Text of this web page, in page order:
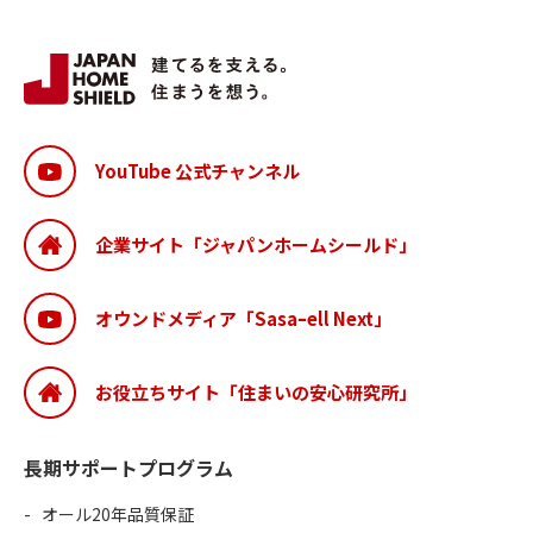
YouTube 公式チャンネル
企業サイト「ジャパンホームシールド」
オウンドメディア「Sasaｰell Next」
お役立ちサイト「住まいの安心研究所」
長期サポートプログラム
オール20年品質保証